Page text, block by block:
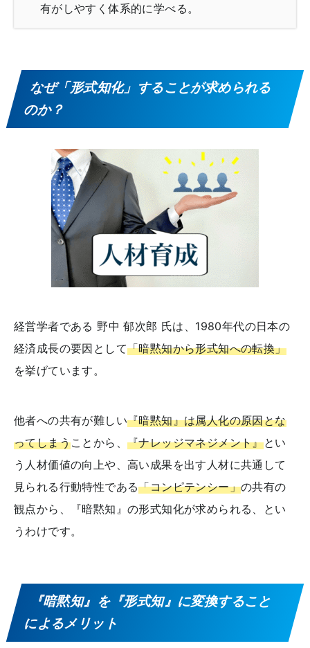
有がしやすく体系的に学べる。
なぜ「形式知化」することが求められる
のか？
経営学者である 野中 郁次郎 氏は、1980年代の日本の
経済成長の要因として「暗黙知から形式知への転換」
を挙げています。
他者への共有が難しい『暗黙知』は属人化の原因とな
ってしまうことから、 『ナレッジマネジメント』とい
う人材価値の向上や、高い成果を出す人材に共通して
見られる行動特性である「コンピテンシー」の共有の
観点から、『暗黙知』の形式知化が求められる、とい
うわけです。
『暗黙知』を『形式知』に変換すること
によるメリット